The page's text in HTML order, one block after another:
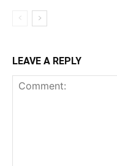
LEAVE A REPLY